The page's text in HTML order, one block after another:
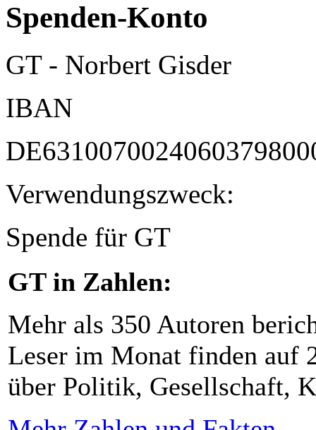
Spenden-Konto
GT - Norbert Gisder
IBAN
Verwendungszweck:
Spende für GT
GT in Zahlen:
Mehr als 350 Autoren
Leser im Monat finden auf
über Politik, Gesellschaft,